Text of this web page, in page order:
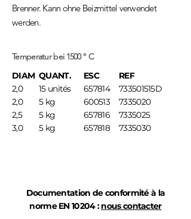
Brenner. Kann ohne Beizmittel verwendet
werden.
Temperatur bei 1500 ° C
DIAM
2,0
2,0
2,5
3,0
QUANT.
15 unités
5 kg
5 kg
5 kg
ESC
657814
600513
657816
657818
REF
733501515D
7335020
7335025
7335030
Documentation de conformité à la
norme EN 10204 :nous contacter